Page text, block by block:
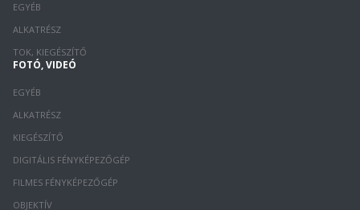
EGYÉB
ALKATRÉSZ
TOK, KIEGÉSZÍTŐ
FOTÓ, VIDEÓ
EGYÉB
ALKATRÉSZ
KIEGÉSZÍTŐ
DIGITÁLIS FÉNYKÉPEZŐGÉP
FILMES FÉNYKÉPEZŐGÉP
OBJEKTÍV